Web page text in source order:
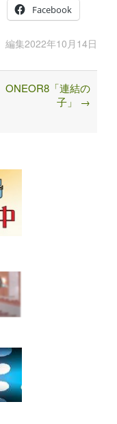
Facebook
編集2022年10月14日
ONEOR8「連結の
子」
→